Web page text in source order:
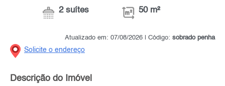
2 suítes 50 m²
Atualizado em: 07/08/2026 | Código: sobrado penha
Solicite o endereço
Descrição do Imóvel